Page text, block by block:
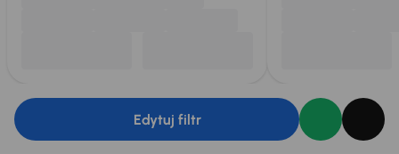
Edytuj filtr